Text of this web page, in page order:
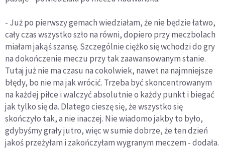
- Już po pierwszy gemach wiedziałam, że nie będzie łatwo,
cały czas wszystko szło na równi, dopiero przy meczbolach
miałam jakąś szansę. Szczególnie ciężko się wchodzi do gry
na dokończenie meczu przy tak zaawansowanym stanie.
Tutaj już nie ma czasu na cokolwiek, nawet na najmniejsze
błędy, bo nie ma jak wrócić. Trzeba być skoncentrowanym
na każdej piłce i walczyć absolutnie o każdy punkt i biegać
jak tylko się da. Dlatego cieszę się, że wszystko się
skończyło tak, a nie inaczej. Nie wiadomo jakby to było,
gdybyśmy grały jutro, więc w sumie dobrze, że ten dzień
jakoś przeżyłam i zakończyłam wygranym meczem - dodała.